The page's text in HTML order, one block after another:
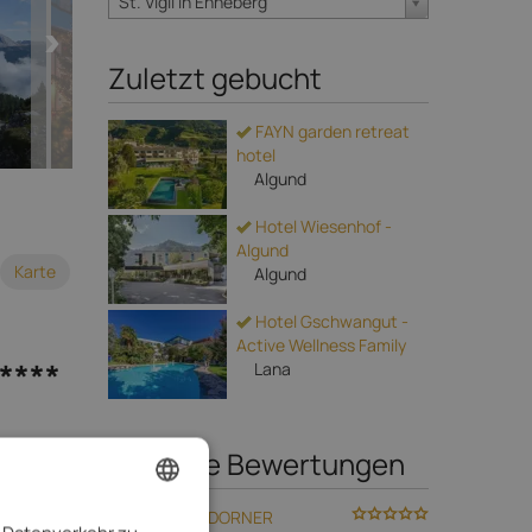
Karte
Zuletzt gebucht
FAYN garden retreat
hotel
Algund
Hotel Wiesenhof -
Algund
Algund
Hotel Gschwangut -
Active Wellness Family
Lana
Neueste Bewertungen
Hotel DAS DORNER